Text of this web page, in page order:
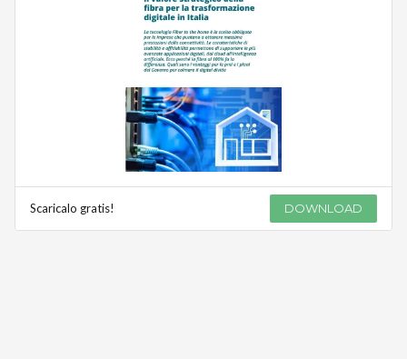
Scaricalo gratis! DOWNLOAD